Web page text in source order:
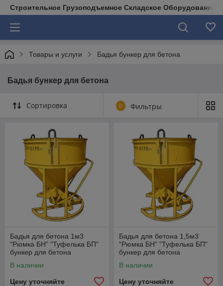
Строительное Грузоподъемное Складское Оборудование
Товары и услуги Бадья бункер для бетона
Бадья бункер для бетона
Сортировка 0 Фильтры
Бадья для бетона 1м3
"Рюмка БН" "Туфелька БП"
бункер для бетона
В наличии
Цену уточняйте
Бадья для бетона 1,5м3
"Рюмка БН" "Туфелька БП"
бункер для бетона
В наличии
Цену уточняйте